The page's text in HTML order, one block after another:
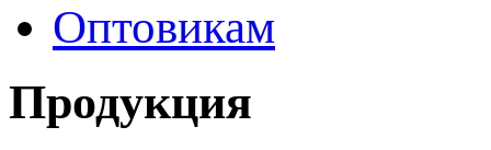
Оптовикам
Продукция